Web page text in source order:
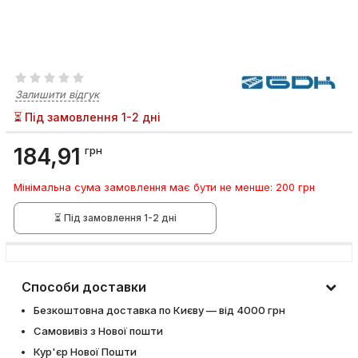
Залишити відгук
⏳ Під замовлення 1-2 дні
184,91 грн
Мінімальна сума замовлення має бути не менше: 200 грн
⏳ Під замовлення 1-2 дні
Способи доставки
Безкоштовна доставка по Києву — від 4000 грн
Самовивіз з Нової пошти
Кур'єр Нової Пошти